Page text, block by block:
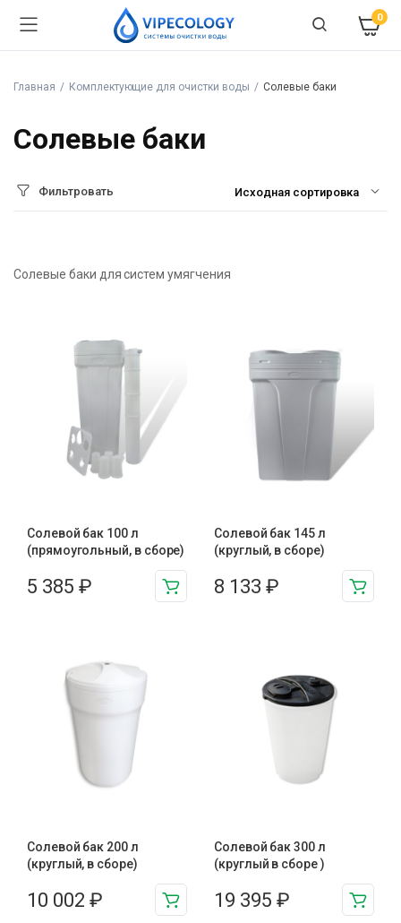
0
Главная Комплектующие для очистки воды Солевые баки
Солевые баки
Фильтровать
Солевые баки для систем умягчения
Солевой бак 100 л
(прямоугольный, в сборе)
5 385 ₽
Солевой бак 145 л
(круглый, в сборе)
8 133 ₽
Солевой бак 200 л
(круглый, в сборе)
10 002 ₽
Солевой бак 300 л
(круглый в сборе )
19 395 ₽